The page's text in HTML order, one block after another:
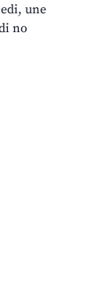
une
no